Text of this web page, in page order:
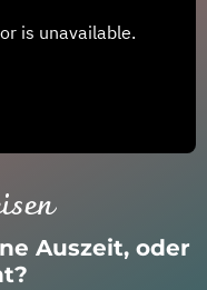
Auszeit, oder